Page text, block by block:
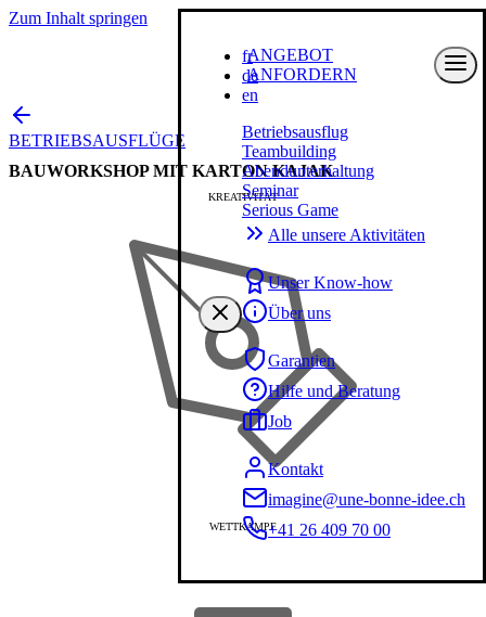
Zum Inhalt springen
ANGEBOT
ANFORDERN
BETRIEBSAUSFLÜGE
BAUWORKSHOP MIT KARTON KAJAK
KREATIVITÄT
WETTKAMPF
fr
de
en
Betriebsausflug
Teambuilding
Abendunterhaltung
Seminar
Serious Game
Alle unsere Aktivitäten
Unser Know-how
Über uns
Garantien
Hilfe und Beratung
Job
Kontakt
imagine@une-bonne-idee.ch
+41 26 409 70 00